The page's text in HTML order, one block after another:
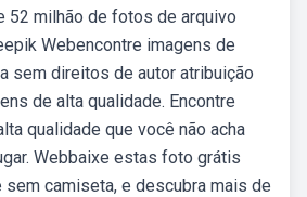
52 milhão de fotos de arquivo
Webencontre imagens de
sem direitos de autor atribuição
de alta qualidade. Encontre
qualidade que você não acha
Webbaixe estas foto grátis
camiseta, e descubra mais de